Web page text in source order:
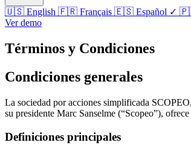
🇺🇸 English 🇫🇷 Français 🇪🇸 Español ✓
Ver demo
Términos y Condiciones
Condiciones generales
La sociedad por acciones simplificada
su presidente Marc Sanselme (“Scopeo”),
Definiciones principales